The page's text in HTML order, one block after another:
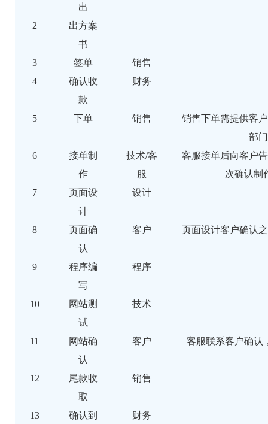
出
2
出方案
书
3
签单
销售
4
确认收
款
财务
5 下单 销售
销售下单需提供客
部门
6
接单制
作
技术/客
服
客服接单后向客户
次确认制
7
页面设
计
设计
8
页面确
认
客户 页面设计客户确认
9
程序编
写
程序
10
网站测
试
技术
11
网站确
认
客户 客服联系客户确认
12
尾款收
取
销售
13
确认到
财务